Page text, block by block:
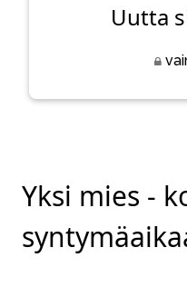
Uutta
Yksi mies -